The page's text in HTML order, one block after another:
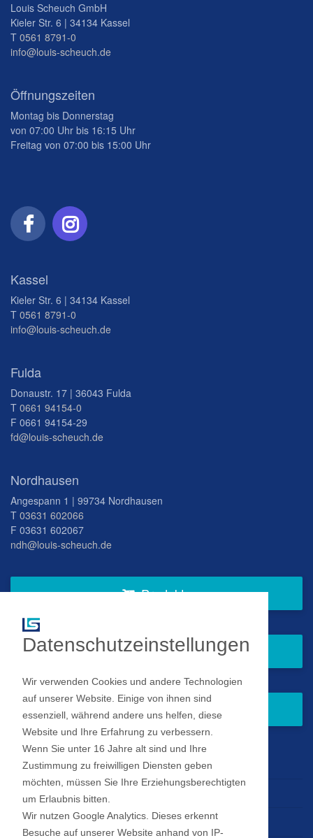
Louis Scheuch GmbH
Kieler Str. 6 | 34134 Kassel
T 0561 8791-0
info@louis-scheuch.de
Öffnungszeiten
Montag bis Donnerstag
von 07:00 Uhr bis 16:15 Uhr
Freitag von 07:00 bis 15:00 Uhr
Kassel
Kieler Str. 6 | 34134 Kassel
T 0561 8791-0
info@louis-scheuch.de
Fulda
Donaustr. 17 | 36043 Fulda
T 0661 94154-0
F 0661 94154-29
fd@louis-scheuch.de
Nordhausen
Angespann 1 | 99734 Nordhausen
T 03631 602066
F 03631 602067
ndh@louis-scheuch.de
Produkte
Fragen Sie gern bei uns an
Zum Newsletter anmelden
Impressum
Datenschutz
Datenschutz Einstellungen
Datenschutzeinstellungen
Wir verwenden Cookies und andere Technologien
auf unserer Website. Einige von ihnen sind
essenziell, während andere uns helfen, diese
Website und Ihre Erfahrung zu verbessern.
Wenn Sie unter 16 Jahre alt sind und Ihre
Zustimmung zu freiwilligen Diensten geben
möchten, müssen Sie Ihre Erziehungsberechtigten
um Erlaubnis bitten.
Wir nutzen Google Analytics. Dieses erkennt
Besuche auf unserer Website anhand von IP-